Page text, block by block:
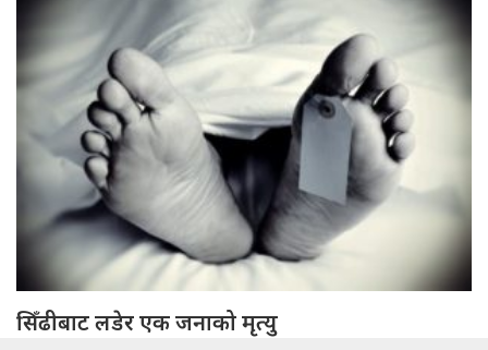
सिँढीबाट लडेर एक जनाको मृत्यु